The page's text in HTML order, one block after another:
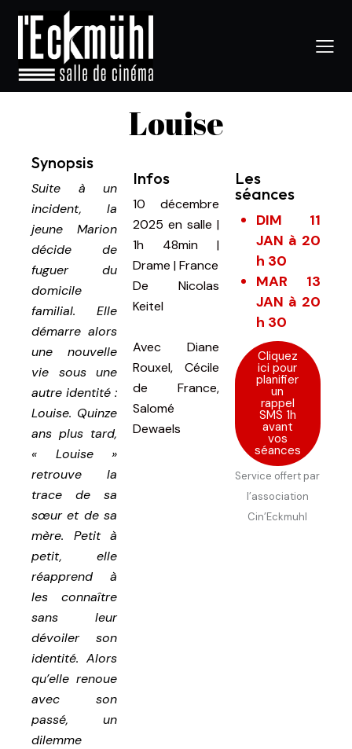
Louise
Synopsis
Suite à un
incident, la
jeune Marion
décide de
fuguer du
domicile
familial. Elle
démarre alors
une nouvelle
vie sous une
autre identité :
Louise. Quinze
ans plus tard,
« Louise »
retrouve la
trace de sa
sœur et de sa
mère. Petit à
petit, elle
réapprend à
les connaître
sans leur
dévoiler son
identité. Alors
qu’elle renoue
avec son
passé, un
dilemme
Infos
10 décembre
2025en salle |
1h 48min |
Drame | France
De Nicolas
Keitel
Avec Diane
Rouxel, Cécile
de France,
Salomé
Dewaels
Les
séances
DIM 11
JAN à 20
h 30
MAR 13
JAN à 20
h 30
Cliquez
ici pour
planifier
un
rappel
SMS 1h
avant
vos
séances
Service offert par
l’association
Cin’Eckmuhl